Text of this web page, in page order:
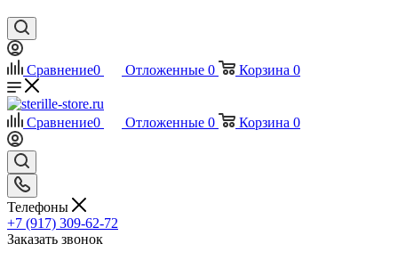
Сравнение0 Отложенные 0 Корзина 0
Сравнение0 Отложенные 0 Корзина 0
Телефоны
+7 (917) 309-62-72
Заказать звонок